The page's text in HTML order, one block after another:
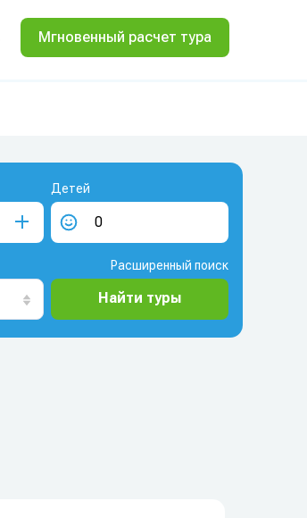
Мгновенный расчет тура
Детей
Расширенный поиск
Найти туры